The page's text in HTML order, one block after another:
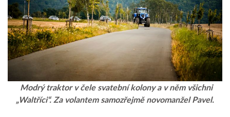
Modrý traktor v čele svatební kolony a v něm všichni
„Waltříci“. Za volantem samozřejmě novomanžel Pavel.